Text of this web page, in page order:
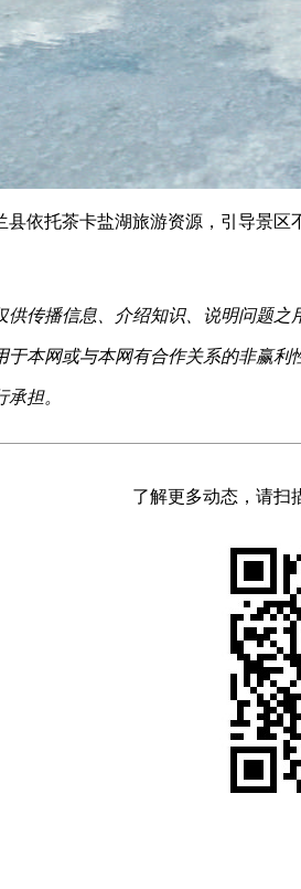
依托茶卡盐湖旅游资源，引导景
传播信息、介绍知识、说明问题之
本网或与本网有合作关系的非赢利
担。
了解更多动态，请扫